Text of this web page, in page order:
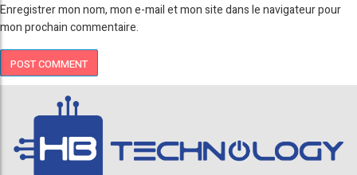
Enregistrer mon nom, mon e-mail et mon site dans le navigateur pour
mon prochain commentaire.